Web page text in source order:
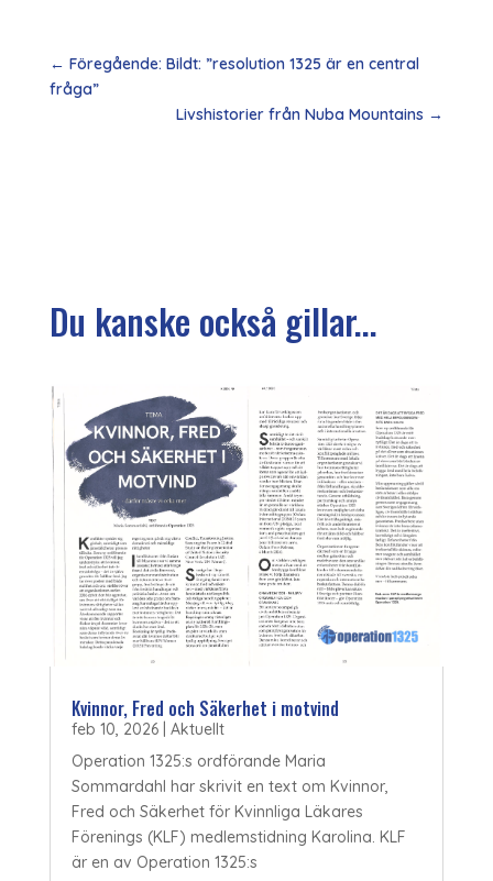
← Föregående: Bildt: ”resolution 1325 är en central
fråga”
Livshistorier från Nuba Mountains →
Du kanske också gillar...
Kvinnor, Fred och Säkerhet i motvind
feb 10, 2026| Aktuellt
Operation 1325:s ordförande Maria
Sommardahl har skrivit en text om Kvinnor,
Fred och Säkerhet för Kvinnliga Läkares
Förenings (KLF) medlemstidning Karolina. KLF
är en av Operation 1325:s